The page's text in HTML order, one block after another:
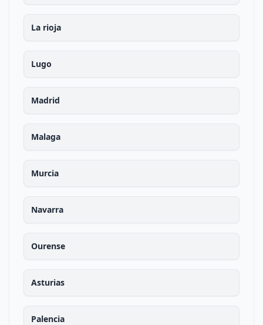
La rioja
Lugo
Madrid
Malaga
Murcia
Navarra
Ourense
Asturias
Palencia